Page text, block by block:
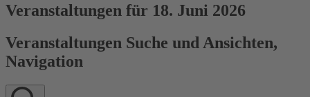
Veranstaltungen für 18. Juni 2026
Veranstaltungen Suche und Ansichten,
Navigation